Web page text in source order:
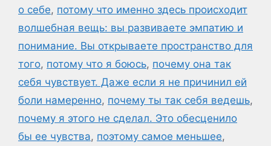
о себе, потому что именно здесь происходит
волшебная вещь: вы развиваете эмпатию и
понимание. Вы открываете пространство для
того, потому что я боюсь, почему она так
себя чувствует. Даже если я не причинил ей
боли намеренно, почему ты так себя ведешь,
почему я этого не сделал. Это обесценило
бы ее чувства, поэтому самое меньшее,